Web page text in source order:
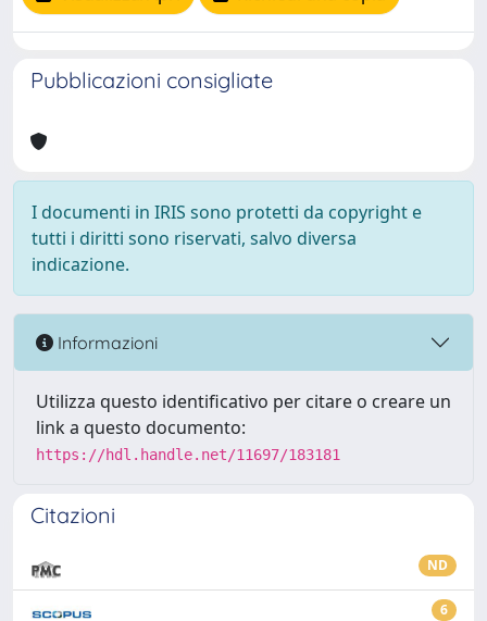
Pubblicazioni consigliate
I documenti in IRIS sono protetti da copyright e
tutti i diritti sono riservati, salvo diversa
indicazione.
Informazioni
Utilizza questo identificativo per citare o creare un
link a questo documento:
https://hdl.handle.net/11697/183181
Citazioni
ND
6